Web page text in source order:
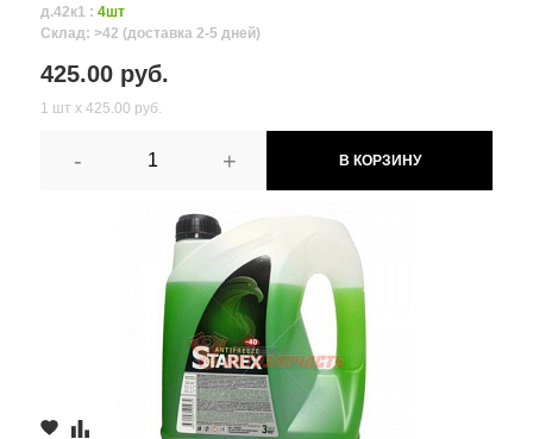
д.42к1 : 4шт
Склад: >42 (доставка 2-5 дней)
425.00 руб.
1 шт х 425.00 руб.
- + В КОРЗИНУ